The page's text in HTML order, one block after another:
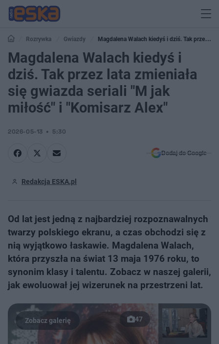
Rozrywka Gwiazdy
Magdalena Walach kiedyś i dziś. Tak przez
lata zmieniała się gwiazda seriali "M jak miłość" i "Komisarz Alex"
Magdalena Walach kiedyś i
dziś. Tak przez lata zmieniała
się gwiazda seriali "M jak
miłość" i "Komisarz Alex"
2026-05-13 5:30
Dodaj do Google
Redakcja ESKA.pl
Od lat jest jedną z najbardziej rozpoznawalnych
twarzy polskiego ekranu, a czas obchodzi się z
nią wyjątkowo łaskawie. Magdalena Walach,
która przyszła na świat 13 maja 1976 roku, to
synonim klasy i talentu. Zobacz w naszej galerii,
jak ewoluował jej wizerunek na przestrzeni lat.
47